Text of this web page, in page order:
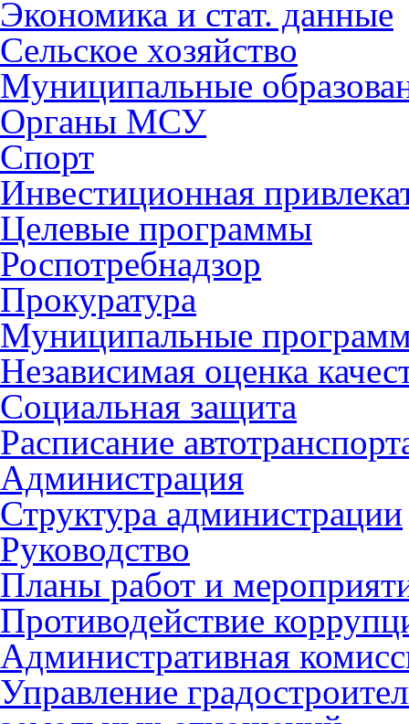
Экономика и стат. данные
Сельское хозяйство
Муниципальные
Органы МСУ
Спорт
Инвестиционная
Целевые программы
Роспотребнадзор
Прокуратура
Муниципальные
Независимая оценка
Социальная защита
Расписание
Администрация
Структура администрации
Руководство
Планы работ и
Противодействие
Административная
Управление